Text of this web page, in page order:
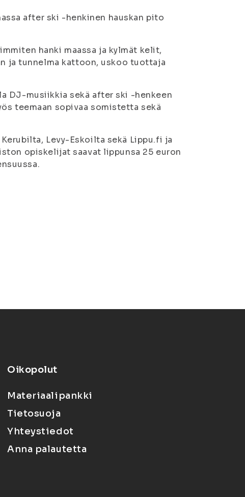
after ski -henkinen hauskan pito
hanki maassa ja kylmät kelit,
ja tunnelma kattoon, uskoo tuottaja
DJ-musiikkia sekä after ski -henkeen
teemaan sopivaa somistetta sekä
Levy-Eskoilta sekä Lippu.fi ja
opiskelijat saavat lippunsa 25 euron
Oikopolut
Materiaalipankki
Tietosuoja
Yhteystiedot
Anna palautetta